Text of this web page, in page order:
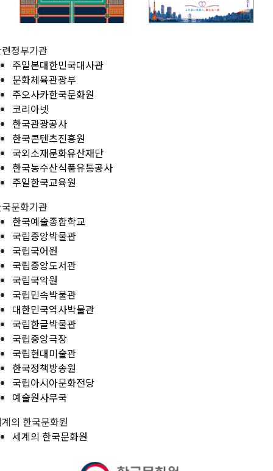
정부기관
주일본대한민국대사관
문화체육관광부
주오사카한국문화원
코리아넷
한국관광공사
한국콘텐츠진흥원
국외소재문화유산재단
한국농수산식품유통공사
주일한국교육원
문화기관
한국예술종합학교
국립중앙박물관
국립국어원
국립중앙도서관
국립국악원
국립민속박물관
대한민국역사박물관
국립한글박물관
국립중앙극장
국립현대미술관
한국정책방송원
국립아시아문화전당
예술원사무국
의 한국문화원
세계의 한국문화원